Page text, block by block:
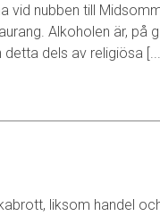
vid nubben till
Alkoholen är, på
dels av religiösa
liksom handel